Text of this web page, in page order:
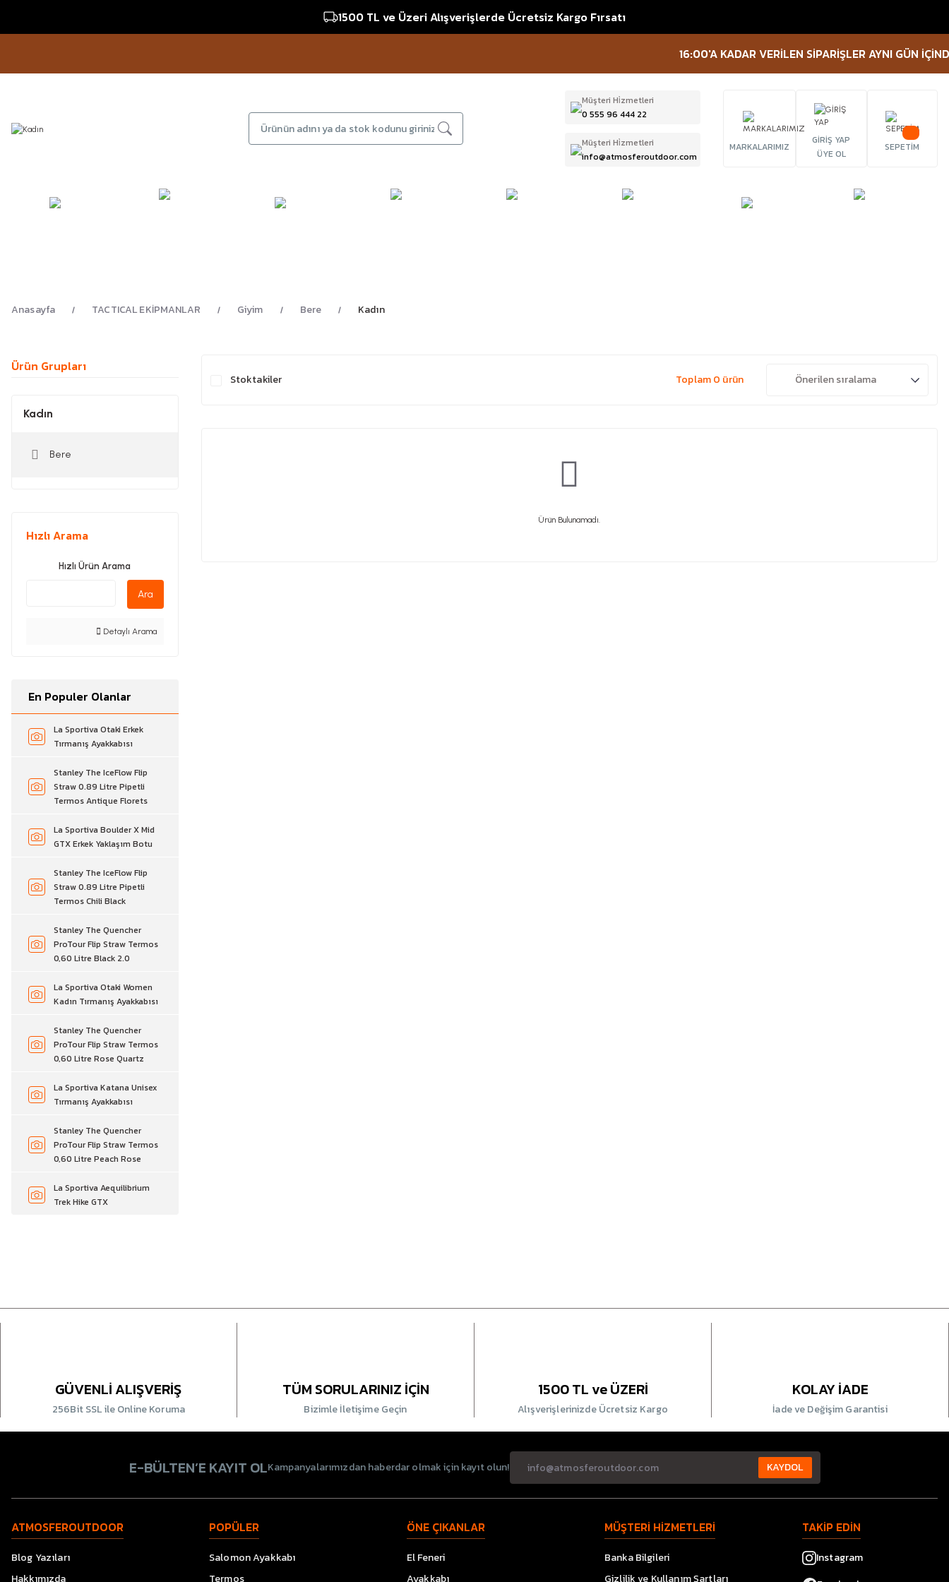
1500 TL ve Üzeri Alışverişlerde Ücretsiz Kargo Fırsatı
16:00'A KADAR VERİLEN SİPARİŞLER AYNI GÜN İÇİNDE
Müşteri Hi̇zmetleri
0 555 96 444 22
Müşteri Hi̇zmetleri
info@atmosferoutdoor.com
MARKALARIMIZ
GİRİŞ YAP
ÜYE OL
SEPETİM
Anasayfa TACTICAL EKİPMANLAR Giyim Bere Kadın
Ürün Grupları
Kadın
Bere
Hızlı Arama
Hızlı Ürün Arama
Ara
Detaylı Arama
En Populer Olanlar
La Sportiva Otaki Erkek
Tırmanış Ayakkabısı
Stanley The IceFlow Flip
Straw 0.89 Litre Pipetli
Termos Antique Florets
La Sportiva Boulder X Mid
GTX Erkek Yaklaşım Botu
Stanley The IceFlow Flip
Straw 0.89 Litre Pipetli
Termos Chili Black
Stanley The Quencher
ProTour Flip Straw Termos
0,60 Litre Black 2.0
La Sportiva Otaki Women
Kadın Tırmanış Ayakkabısı
Stanley The Quencher
ProTour Flip Straw Termos
0,60 Litre Rose Quartz
La Sportiva Katana Unisex
Tırmanış Ayakkabısı
Stanley The Quencher
ProTour Flip Straw Termos
0,60 Litre Peach Rose
La Sportiva Aequilibrium
Trek Hike GTX
Stoktakiler Toplam 0 ürün
Ürün Bulunamadı.
GÜVENLİ ALIŞVERİŞ
256Bit SSL ile Online Koruma
TÜM SORULARINIZ İÇİN
Bizimle İletişime Geçin
1500 TL ve ÜZERİ
Alışverişlerinizde Ücretsiz Kargo
KOLAY İADE
İade ve Değişim Garantisi
E-BÜLTEN’E KAYIT OLKampanyalarımızdan haberdar olmak için kayıt olun! KAYDOL
ATMOSFEROUTDOOR
Blog Yazıları
Hakkımızda
POPÜLER
Salomon Ayakkabı
Termos
ÖNE ÇIKANLAR
El Feneri
Ayakkabı
MÜŞTERİ HİZMETLERİ
Banka Bilgileri
Gizlilik ve Kullanım Şartları
TAKİP EDİN
Instagram